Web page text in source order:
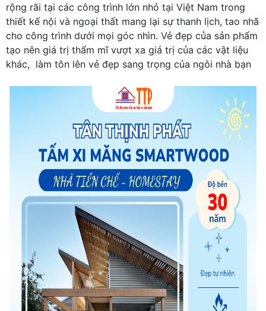
rộng rãi tại các công trình lớn nhỏ tại Việt Nam trong
thiết kế nội và ngoại thất mang lại sự thanh lịch, tao nhã
cho công trình dưới mọi góc nhìn. Vẻ đẹp của sản phẩm
tạo nên giá trị thẩm mĩ vượt xa giá trị của các vật liệu
khác, làm tôn lên vẻ đẹp sang trọng của ngôi nhà bạn